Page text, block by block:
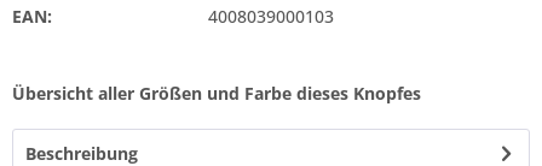
EAN:
4008039000103
Übersicht aller Größen und Farbe dieses Knopfes
Beschreibung